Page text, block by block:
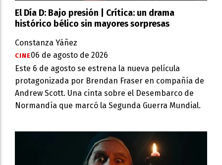
El Día D: Bajo presión | Crítica: un drama
histórico bélico sin mayores sorpresas
Constanza Yáñez
CINE06 de agosto de 2026
Este 6 de agosto se estrena la nueva película
protagonizada por Brendan Fraser en compañía de
Andrew Scott. Una cinta sobre el Desembarco de
Normandía que marcó la Segunda Guerra Mundial.